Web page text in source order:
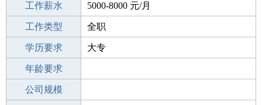
工作薪水 5000-8000 元/月
招聘人数 1人
工作类型 全职
性别要求 -
学历要求 大专
工作经验
年龄要求
工作地点
公司规模